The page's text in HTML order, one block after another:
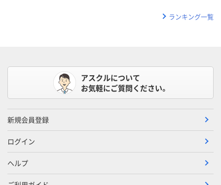
ランキング一覧
アスクルについて
お気軽にご質問ください。
新規会員登録
ログイン
ヘルプ